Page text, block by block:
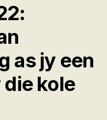
as jy een
kole